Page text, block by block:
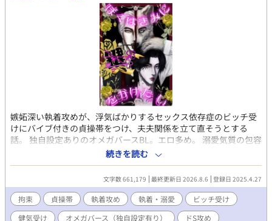
嫉妬深い執着攻めが、浮気ばかりするセックス依存症のビッチ受
けにバイブ付きの貞操帯をつけ、夫夫関係を立て直そうとする
話。 独自設定ありのオメガバースBL。エロ多め。 溺愛気質の包容
力たかめな年下いいなり敬語攻め×皮肉屋ツンデレ美人ビッチ受
け（※本性は歪んだ願望をもつ執着ドＳ攻め×依存気質の尽くし
体質健気ドM受け） 【あらすじ】 小説家でアルファのソンジュ
（攻め）は、出会い系サイトで出逢ったオメガの美男子・ユンフ
ァ（受け）に運命的な一目惚れをした。 はじめは肉体関係のみを
目的として出逢った二人だったが、ソンジュはひと目でユンファ
続きを読む
文字数 661,179 最終更新日 2026.8.6 登録日 2025.4.27
拘束 貞操帯 執着攻め 執着・溺愛
ビッチ受け
健気受け
オメガバース（独自設定有り） ドS攻め